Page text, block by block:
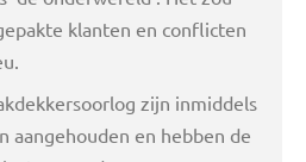
klanten en conflicten
zijn inmiddels
aangehouden en hebben de